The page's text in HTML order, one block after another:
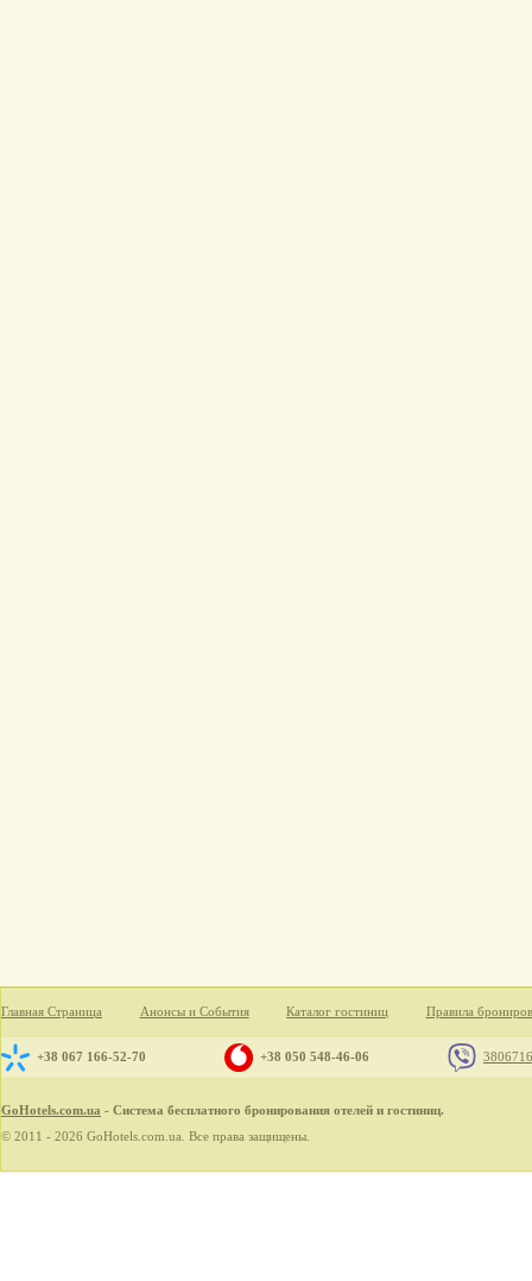
Главная Страница Анонсы и События Каталог гостиниц Правила
+38 067 166-52-70 +38 050 548-46-06
GoHotels.com.ua - Система бесплатного бронирования отелей и гостиниц.
© 2011 - 2026 GoHotels.com.ua. Все права защищены.